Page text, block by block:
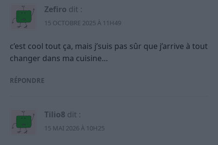
Zefiro dit :
15 OCTOBRE 2025 À 11H49
c’est cool tout ça, mais j’suis pas sûr que j’arrive à tout
changer dans ma cuisine…
RÉPONDRE
Tilio8 dit :
15 MAI 2026 À 10H25